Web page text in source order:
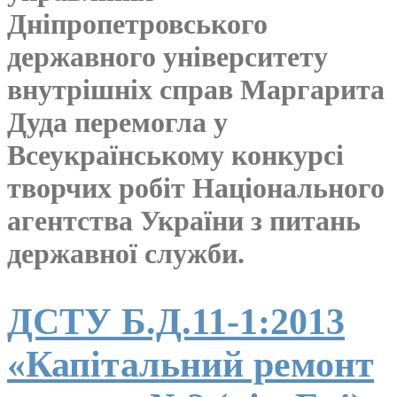
Дніпропетровського
державного університету
внутрішніх справ Маргарита
Дуда перемогла у
Всеукраїнському конкурсі
творчих робіт Національного
агентства України з питань
державної служби.
ДСТУ Б.Д.11-1:2013
«Капітальний ремонт